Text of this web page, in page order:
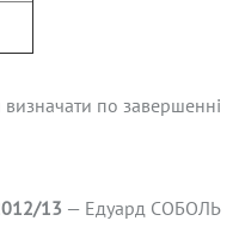
по завершенні
13 — Едуард СОБОЛЬ